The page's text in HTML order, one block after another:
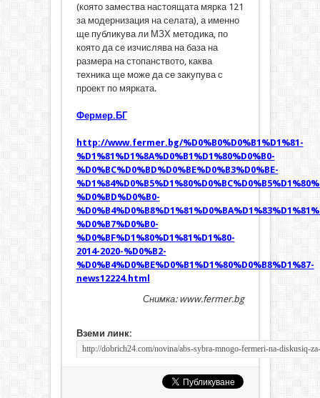
(която замества настоящата мярка 121
за модернизация на селата), а именно
ще публикува ли МЗХ методика, по
която да се изчислява на база на
размера на стопанството, каква
техника ще може да се закупува с
проект по мярката.
Фермер.БГ
http://www.fermer.bg/%D0%B0%D0%B1%D1%81-
%D1%81%D1%8A%D0%B1%D1%80%D0%B0-
%D0%BC%D0%BD%D0%BE%D0%B3%D0%BE-
%D0%BD%D0%B0-
%D0%B7%D0%B0-
%D0%BF%D1%80%D1%81%D1%80-
2014-2020-%D0%B2-
%D0%B4%D0%BE%D0%B1%D1%80%D0%B8%D1%87-
news12224.html
Снимка: www.fermer.bg
Вземи линк: